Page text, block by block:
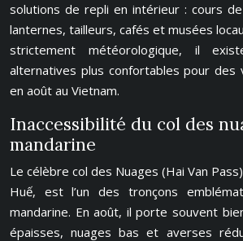
solutions de repli en intérieur : cours
lanternes, tailleurs, cafés et musées
strictement météorologique, il
alternatives plus confortables pour des
en août au Vietnam.
Inaccessibilité du col des
mandarine
Le célèbre col des Nuages (Hai Van
Huế, est l’un des tronçons
mandarine. En août, il porte souvent
épaisses, nuages bas et averses